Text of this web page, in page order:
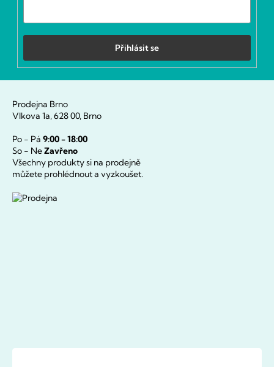
Přihlásit se
Prodejna Brno
Vlkova 1a, 628 00, Brno
Po - Pá 9:00 - 18:00
So - NeZavřeno
Všechny produkty si na prodejně
můžete prohlédnout a vyzkoušet.